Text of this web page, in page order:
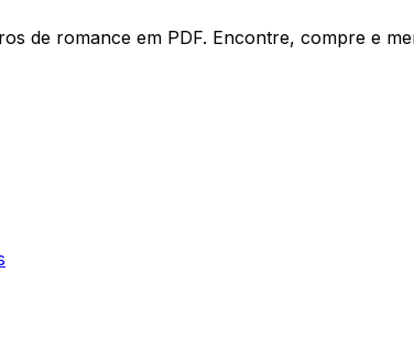
de romance em PDF. Encontre, compre e